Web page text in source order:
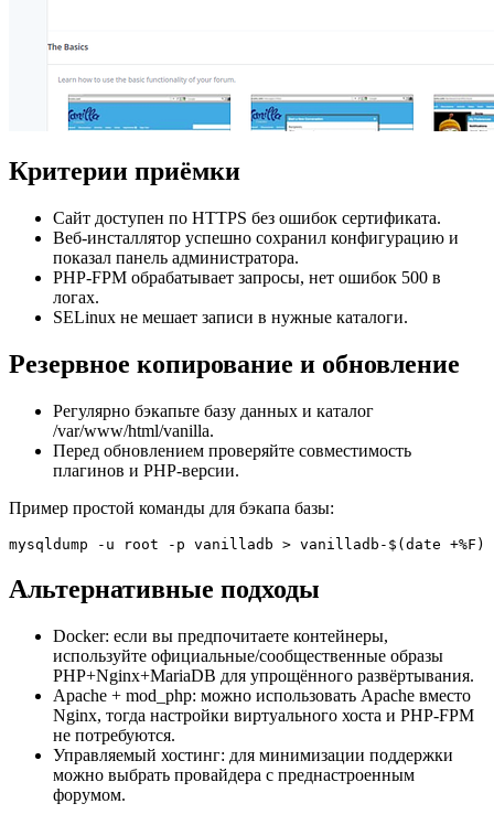
Критерии приёмки
Сайт доступен по HTTPS без ошибок сертификата.
Веб-инсталлятор успешно сохранил конфигурацию и
показал панель администратора.
PHP-FPM обрабатывает запросы, нет ошибок 500 в
логах.
SELinux не мешает записи в нужные каталоги.
Резервное копирование и обновление
Регулярно бэкапьте базу данных и каталог
/var/www/html/vanilla.
Перед обновлением проверяйте совместимость
плагинов и PHP-версии.
Пример простой команды для бэкапа базы:
mysqldump -u root -p vanilladb > vanilladb-$(date
Альтернативные подходы
Docker: если вы предпочитаете контейнеры,
используйте официальные/сообщественные образы
PHP+Nginx+MariaDB для упрощённого развёртывания.
Apache + mod_php: можно использовать Apache вместо
Nginx, тогда настройки виртуального хоста и PHP-FPM
не потребуются.
Управляемый хостинг: для минимизации поддержки
можно выбрать провайдера с преднастроенным
форумом.